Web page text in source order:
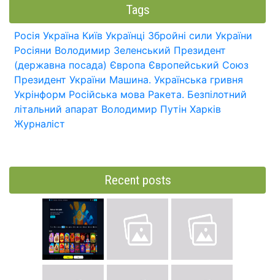
Tags
Росія Україна Київ Українці Збройні сили України
Росіяни Володимир Зеленський Президент
(державна посада) Європа Європейський Союз
Президент України Машина. Українська гривня
Укрінформ Російська мова Ракета. Безпілотний
літальний апарат Володимир Путін Харків
Журналіст
Recent posts